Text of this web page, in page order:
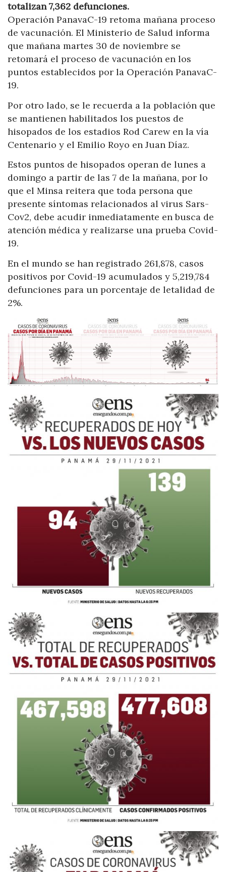
totalizan 7,362 defunciones.
Operación PanavaC-19 retoma mañana proceso
de vacunación. El Ministerio de Salud informa
que mañana martes 30 de noviembre se
retomará el proceso de vacunación en los
puntos establecidos por la Operación PanavaC-
19.
Por otro lado, se le recuerda a la población que
se mantienen habilitados los puestos de
hisopados de los estadios Rod Carew en la vía
Centenario y el Emilio Royo en Juan Díaz.
Estos puntos de hisopados operan de lunes a
domingo a partir de las 7 de la mañana, por lo
que el Minsa reitera que toda persona que
presente síntomas relacionados al virus Sars-
Cov2, debe acudir inmediatamente en busca de
atención médica y realizarse una prueba Covid-
19.
En el mundo se han registrado 261,878, casos
positivos por Covid-19 acumulados y 5,219,784
defunciones para un porcentaje de letalidad de
2%.